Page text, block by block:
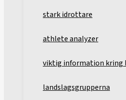
stark idrottare
athlete analyzer
viktig information kring
landslagsgrupperna